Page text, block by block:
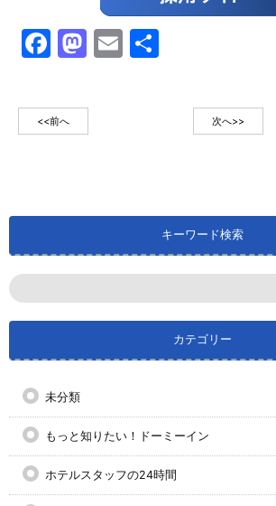
Facebook
Mastodon
Email
<<前へ 次へ>>
キーワード検索
カテゴリー
未分類
もっと知りたい！ドーミーイン
ホテルスタッフの24時間